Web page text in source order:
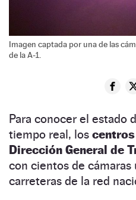
Imagen captada por una de las
de la A-1.
Para conocer el estado
tiempo real, los
Dirección General de
con cientos de cámaras
carreteras de la red